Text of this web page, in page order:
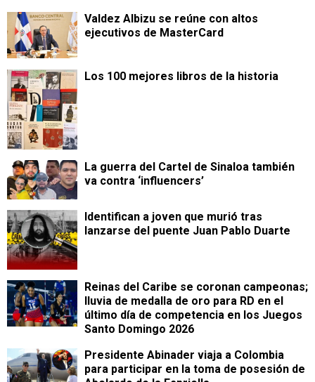
Valdez Albizu se reúne con altos
ejecutivos de MasterCard
Los 100 mejores libros de la historia
La guerra del Cartel de Sinaloa también
va contra ‘influencers’
Identifican a joven que murió tras
lanzarse del puente Juan Pablo Duarte
Reinas del Caribe se coronan campeonas;
lluvia de medalla de oro para RD en el
último día de competencia en los Juegos
Santo Domingo 2026
Presidente Abinader viaja a Colombia
para participar en la toma de posesión de